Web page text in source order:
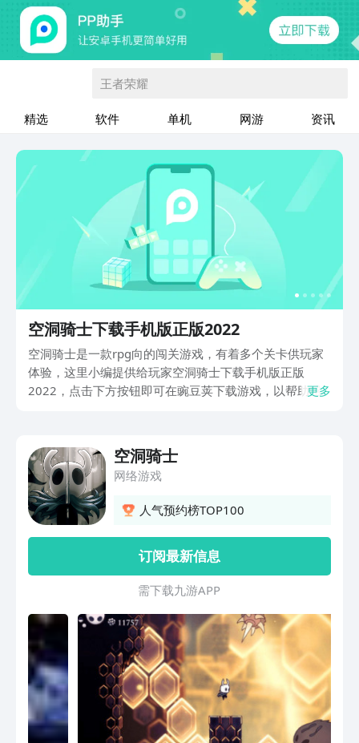
王者荣耀
精选 软件 单机 网游 资讯
空洞骑士下载手机版正版2022
空洞骑士是一款rpg向的闯关游戏，有着多个关卡供玩家
体验，这里小编提供给玩家空洞骑士下载手机版正版
2022，点击下方按钮即可在豌豆荚下载游戏，以帮助感
更多
空洞骑士
网络游戏
人气预约榜TOP100
订阅最新信息
需 下 载 九 游 A P P